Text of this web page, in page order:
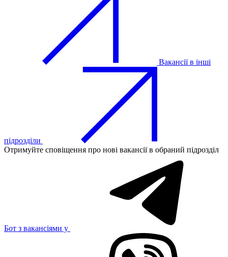
Вакансії в інші
підрозділи
Отримуйте сповіщення про нові вакансії в обраний підрозділ
Бот з вакансіями у